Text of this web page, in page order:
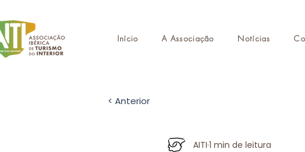
Início A Associação Notícias
< Anterior
AITI 1 min de leitura